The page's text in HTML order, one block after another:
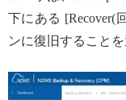
下にある [Recover(
ンに復旧することを